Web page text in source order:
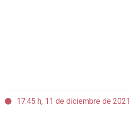
17:45 h, 11 de diciembre de 2021